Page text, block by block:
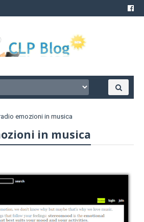
emozioni in musica
in musica